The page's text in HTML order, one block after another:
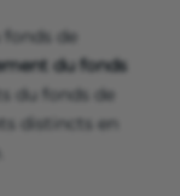
de
du fonds
du fonds de
distincts en